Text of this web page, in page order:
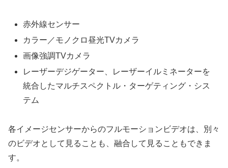
赤外線センサー
カラー／モノクロ昼光TVカメラ
画像強調TVカメラ
レーザーデジゲーター、レーザーイルミネーターを
統合したマルチスペクトル・ターゲティング・シス
テム
各イメージセンサーからのフルモーションビデオは、別々
のビデオとして見ることも、融合して見ることもできま
す。